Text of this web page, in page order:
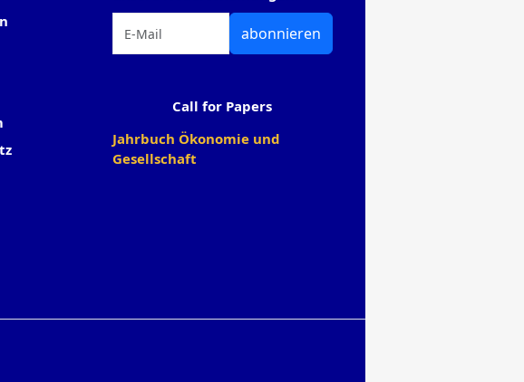
abonnieren
Call for Papers
Jahrbuch Ökonomie und
Gesellschaft